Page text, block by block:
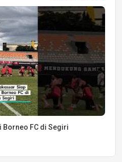
Borneo FC di Segiri